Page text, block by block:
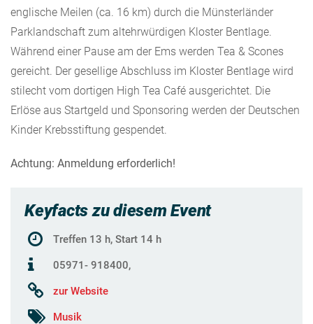
englische Meilen (ca. 16 km) durch die Münsterländer
Parklandschaft zum altehrwürdigen Kloster Bentlage.
Während einer Pause am der Ems werden Tea & Scones
gereicht. Der gesellige Abschluss im Kloster Bentlage wird
stilecht vom dortigen High Tea Café ausgerichtet. Die
Erlöse aus Startgeld und Sponsoring werden der Deutschen
Kinder Krebsstiftung gespendet.
Achtung: Anmeldung erforderlich!
Keyfacts zu diesem Event
Treffen 13 h, Start 14 h
05971- 918400,
zur Website
Musik